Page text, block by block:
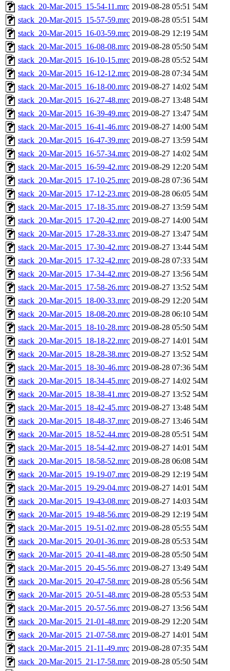
stack_20-Mar-2015_15-54-11.mrc 2019-08-28 05:51 54M
stack_20-Mar-2015_15-57-59.mrc 2019-08-28 05:51 54M
stack_20-Mar-2015_16-03-59.mrc 2019-08-29 12:19 54M
stack_20-Mar-2015_16-08-08.mrc 2019-08-28 05:50 54M
stack_20-Mar-2015_16-10-15.mrc 2019-08-28 05:52 54M
stack_20-Mar-2015_16-12-12.mrc 2019-08-28 07:34 54M
stack_20-Mar-2015_16-18-00.mrc 2019-08-27 14:02 54M
stack_20-Mar-2015_16-27-48.mrc 2019-08-27 13:48 54M
stack_20-Mar-2015_16-39-49.mrc 2019-08-27 13:47 54M
stack_20-Mar-2015_16-41-46.mrc 2019-08-27 14:00 54M
stack_20-Mar-2015_16-47-39.mrc 2019-08-27 13:59 54M
stack_20-Mar-2015_16-57-34.mrc 2019-08-27 14:02 54M
stack_20-Mar-2015_16-59-42.mrc 2019-08-29 12:20 54M
stack_20-Mar-2015_17-10-25.mrc 2019-08-28 07:36 54M
stack_20-Mar-2015_17-12-23.mrc 2019-08-28 06:05 54M
stack_20-Mar-2015_17-18-35.mrc 2019-08-27 13:59 54M
stack_20-Mar-2015_17-20-42.mrc 2019-08-27 14:00 54M
stack_20-Mar-2015_17-28-33.mrc 2019-08-27 13:47 54M
stack_20-Mar-2015_17-30-42.mrc 2019-08-27 13:44 54M
stack_20-Mar-2015_17-32-42.mrc 2019-08-28 07:33 54M
stack_20-Mar-2015_17-34-42.mrc 2019-08-27 13:56 54M
stack_20-Mar-2015_17-58-26.mrc 2019-08-27 13:52 54M
stack_20-Mar-2015_18-00-33.mrc 2019-08-29 12:20 54M
stack_20-Mar-2015_18-08-20.mrc 2019-08-28 06:10 54M
stack_20-Mar-2015_18-10-28.mrc 2019-08-28 05:50 54M
stack_20-Mar-2015_18-18-22.mrc 2019-08-27 14:01 54M
stack_20-Mar-2015_18-28-38.mrc 2019-08-27 13:52 54M
stack_20-Mar-2015_18-30-46.mrc 2019-08-28 07:36 54M
stack_20-Mar-2015_18-34-45.mrc 2019-08-27 14:02 54M
stack_20-Mar-2015_18-38-41.mrc 2019-08-27 13:52 54M
stack_20-Mar-2015_18-42-45.mrc 2019-08-27 13:48 54M
stack_20-Mar-2015_18-48-37.mrc 2019-08-27 13:46 54M
stack_20-Mar-2015_18-52-44.mrc 2019-08-28 05:51 54M
stack_20-Mar-2015_18-54-42.mrc 2019-08-27 14:01 54M
stack_20-Mar-2015_18-58-52.mrc 2019-08-28 06:08 54M
stack_20-Mar-2015_19-19-07.mrc 2019-08-29 12:19 54M
stack_20-Mar-2015_19-29-04.mrc 2019-08-27 14:01 54M
stack_20-Mar-2015_19-43-08.mrc 2019-08-27 14:03 54M
stack_20-Mar-2015_19-48-56.mrc 2019-08-29 12:19 54M
stack_20-Mar-2015_19-51-02.mrc 2019-08-28 05:55 54M
stack_20-Mar-2015_20-01-36.mrc 2019-08-28 05:53 54M
stack_20-Mar-2015_20-41-48.mrc 2019-08-28 05:50 54M
stack_20-Mar-2015_20-45-56.mrc 2019-08-27 13:49 54M
stack_20-Mar-2015_20-47-58.mrc 2019-08-28 05:56 54M
stack_20-Mar-2015_20-51-48.mrc 2019-08-28 05:53 54M
stack_20-Mar-2015_20-57-56.mrc 2019-08-27 13:56 54M
stack_20-Mar-2015_21-01-48.mrc 2019-08-29 12:20 54M
stack_20-Mar-2015_21-07-58.mrc 2019-08-27 14:01 54M
stack_20-Mar-2015_21-11-49.mrc 2019-08-28 07:35 54M
stack_20-Mar-2015_21-17-58.mrc 2019-08-28 05:50 54M